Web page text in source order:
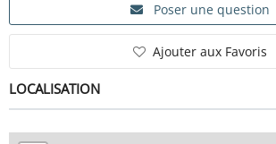
Poser une question
Ajouter aux Favoris
LOCALISATION